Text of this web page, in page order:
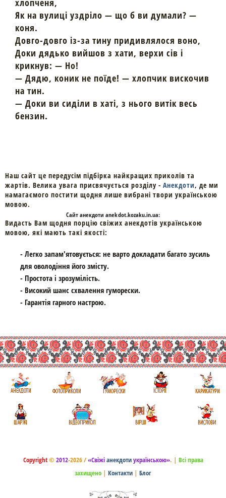
хлопченя,
Як на вулиці уздріло — що б ви думали? —
коня.
Довго-довго із-за тину придивлялося воно,
Доки дядько вийшов з хати, верхи сів і
крикнув: — Но!
— Дядю, коник не поїде! — хлопчик вискочив
на тин.
— Доки ви сиділи в хаті, з нього витік весь
бензин.
Наш сайт це передусім підбірка найкращих приколів та
жартів. Велика увага присвячується розділу - Анекдоти, де ми
намагаємого постити щодня лише вибрані твори українською
мовою.
Cайтанекдоти anekdot.kozaku.in.ua:
Видасть Вам щодня порцію свіжих анекдотів українською
мовою, які мають такі якості:
- Легко запам'ятовується: не варто докладати багато зусиль
для оволодіння його змісту.
- Простота і зрозумілість.
- Високий шанс схвалення гуморески.
- Гарантія гарного настрою.
Copyright© 2012-2026 /«Свіжіанекдотиукраїнською». | Всі права
захищено | Контакти | Блог